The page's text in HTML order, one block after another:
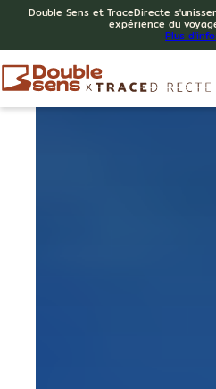
Double Sens et TraceDirecte
expérience du
Plus